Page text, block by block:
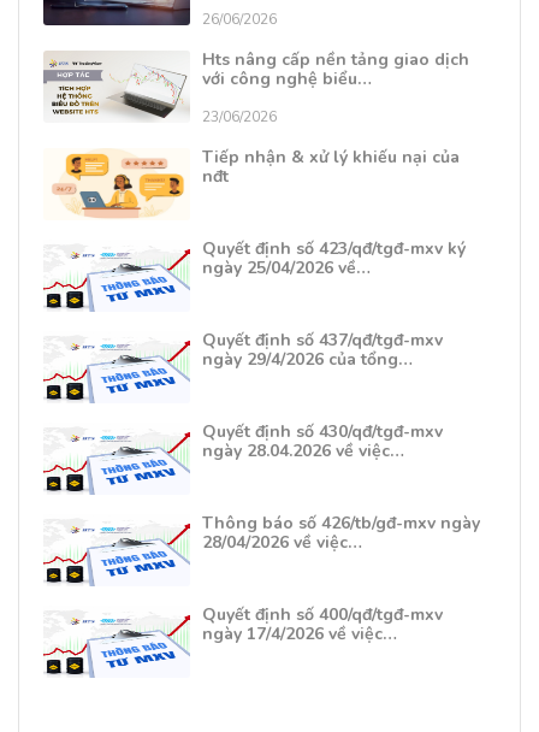
26/06/2026
Hts nâng cấp nền tảng giao dịch
với công nghệ biểu…
23/06/2026
Tiếp nhận & xử lý khiếu nại của
nđt
Quyết định số 423/qđ/tgđ-mxv ký
ngày 25/04/2026 về…
Quyết định số 437/qđ/tgđ-mxv
ngày 29/4/2026 của tổng…
Quyết định số 430/qđ/tgđ-mxv
ngày 28.04.2026 về việc…
Thông báo số 426/tb/gđ-mxv ngày
28/04/2026 về việc…
Quyết định số 400/qđ/tgđ-mxv
ngày 17/4/2026 về việc…